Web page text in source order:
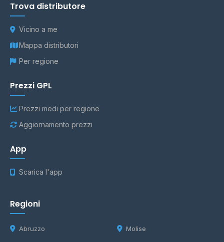
Trova distributore
Vicino a me
Mappa distributori
Per regione
Prezzi GPL
Prezzi medi per regione
Aggiornamento prezzi
App
Scarica l'app
Regioni
Abruzzo Molise